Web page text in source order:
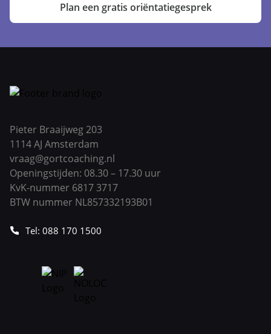
Plan een gratis oriëntatiegesprek
Pieter Braaijweg 203
1114 AJ Amsterdam
vraag@gortcoaching.nl
Openingstijden: 08.30 – 17.30 uur
KvK-nummer 6817 3717
BTW nummer NL857332193B01
Tel: 088 170 1500